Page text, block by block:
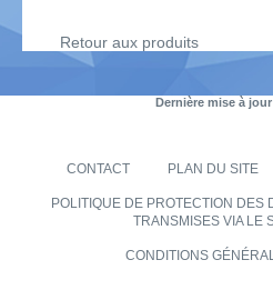
Retour aux produits
Dernière mise à
CONTACT PLAN DU SITE
POLITIQUE DE PROTECTION
TRANSMISES VIA LE
CONDITIONS